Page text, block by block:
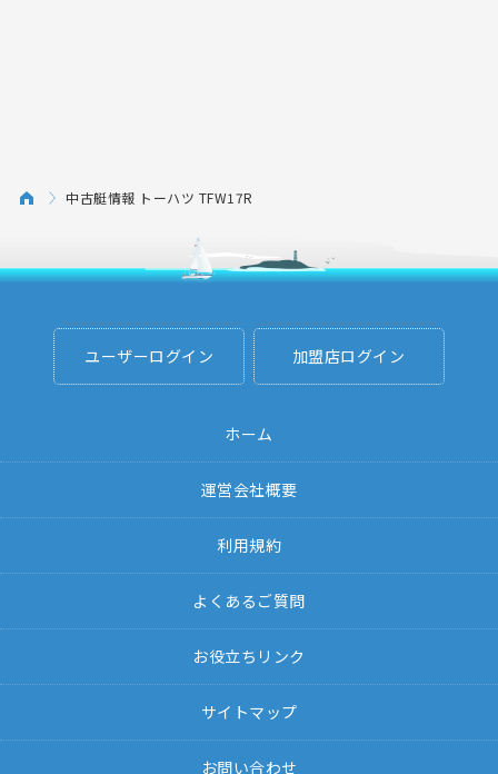
中古艇情報 トーハツ TFW17R
ユーザーログイン 加盟店ログイン
ホーム
運営会社概要
利用規約
よくあるご質問
お役立ちリンク
サイトマップ
お問い合わせ